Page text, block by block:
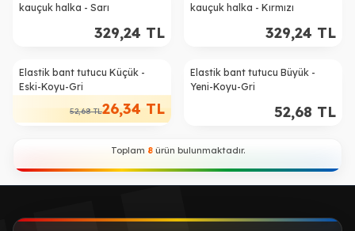
kauçuk halka - Sarı
329,24 TL
kauçuk halka - Kırmızı
329,24 TL
%50
Elastik bant tutucu Küçük -
Eski-Koyu-Gri
52,68TL26,34 TL
Elastik bant tutucu Büyük -
Yeni-Koyu-Gri
52,68 TL
Toplam 8ürün bulunmaktadır.